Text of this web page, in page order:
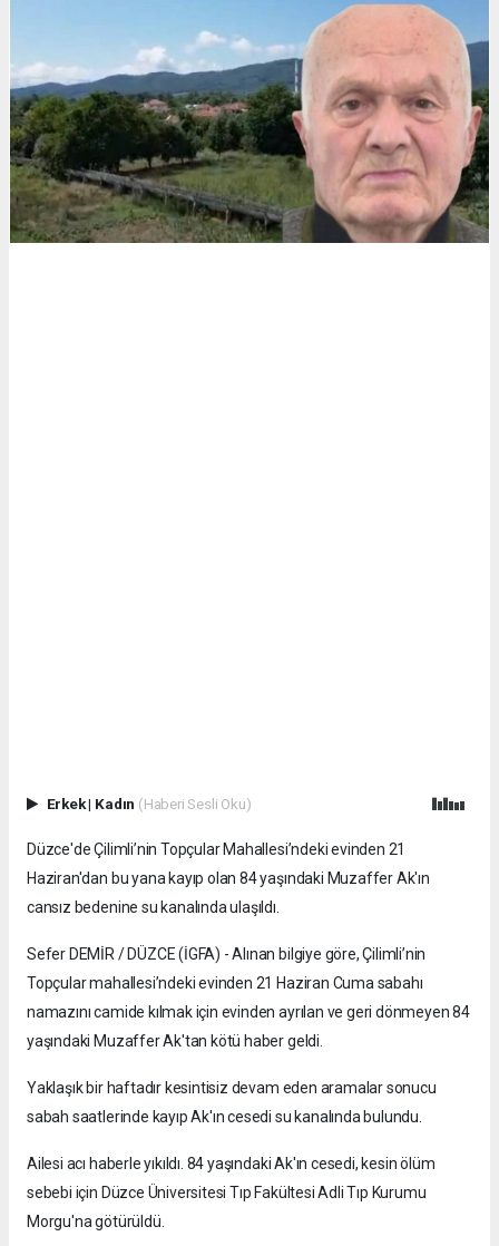
Erkek| Kadın (Haberi Sesli Oku)
Düzce'de Çilimli’nin Topçular Mahallesi’ndeki evinden 21
Haziran'dan bu yana kayıp olan 84 yaşındaki Muzaffer Ak'ın
cansız bedenine su kanalında ulaşıldı.
Sefer DEMİR / DÜZCE (İGFA) - Alınan bilgiye göre, Çilimli’nin
Topçular mahallesi’ndeki evinden 21 Haziran Cuma sabahı
namazını camide kılmak için evinden ayrılan ve geri dönmeyen 84
yaşındaki Muzaffer Ak'tan kötü haber geldi.
Yaklaşık bir haftadır kesintisiz devam eden aramalar sonucu
sabah saatlerinde kayıp Ak'ın cesedi su kanalında bulundu.
Ailesi acı haberle yıkıldı. 84 yaşındaki Ak'ın cesedi, kesin ölüm
sebebi için Düzce Üniversitesi Tıp Fakültesi Adli Tıp Kurumu
Morgu'na götürüldü.